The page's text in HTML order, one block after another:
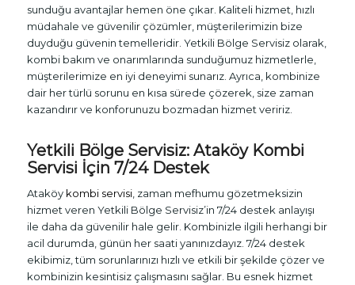
sunduğu avantajlar hemen öne çıkar. Kaliteli hizmet, hızlı
müdahale ve güvenilir çözümler, müşterilerimizin bize
duyduğu güvenin temelleridir. Yetkili Bölge Servisiz olarak,
kombi bakım ve onarımlarında sunduğumuz hizmetlerle,
müşterilerimize en iyi deneyimi sunarız. Ayrıca, kombinize
dair her türlü sorunu en kısa sürede çözerek, size zaman
kazandırır ve konforunuzu bozmadan hizmet veririz.
Yetkili Bölge Servisiz: Ataköy Kombi
Servisi İçin 7/24 Destek
Ataköy kombi servisi, zaman mefhumu gözetmeksizin
hizmet veren Yetkili Bölge Servisiz’in 7/24 destek anlayışı
ile daha da güvenilir hale gelir. Kombinizle ilgili herhangi bir
acil durumda, günün her saati yanınızdayız. 7/24 destek
ekibimiz, tüm sorunlarınızı hızlı ve etkili bir şekilde çözer ve
kombinizin kesintisiz çalışmasını sağlar. Bu esnek hizmet